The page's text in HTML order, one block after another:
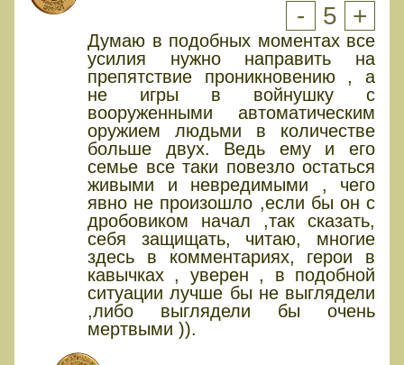
- 5 +
Думаю в подобных моментах все
усилия нужно направить на
препятствие проникновению , а
не игры в войнушку с
вооруженными автоматическим
оружием людьми в количестве
больше двух. Ведь ему и его
семье все таки повезло остаться
живыми и невредимыми , чего
явно не произошло ,если бы он с
дробовиком начал ,так сказать,
себя защищать, читаю, многие
здесь в комментариях, герои в
кавычках , уверен , в подобной
ситуации лучше бы не выглядели
,либо выглядели бы очень
мертвыми )).